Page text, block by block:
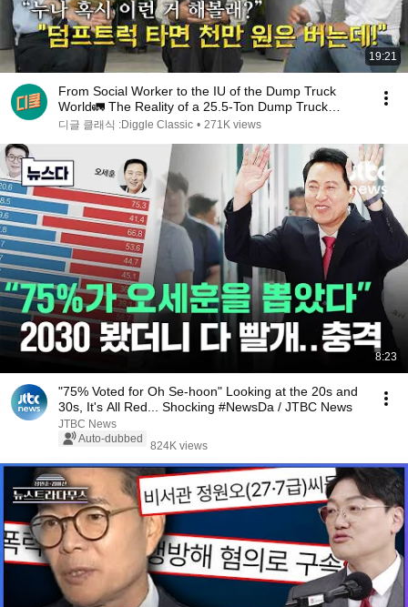
19:21
From Social Worker to the IU of the Dump Truck
World🚛 The Reality of a 25.5-Ton Dump Truck
Driver...
디글 클래식 :Diggle Classic • 271K views
8:23
"75% Voted for Oh Se-hoon" Looking at the 20s and
30s, It's All Red... Shocking #NewsDa / JTBC News
JTBC News
Auto-dubbed
824K views